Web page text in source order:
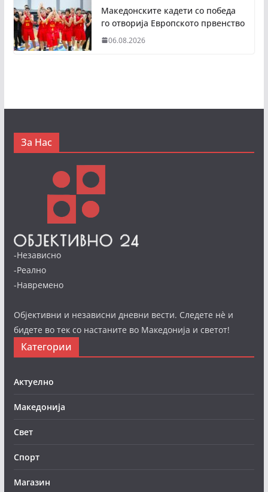
Македонските кадети со победа
го отворија Европското првенство
06.08.2026
За Нас
-Независно
-Реално
-Навремено
Објективни и независни дневни вести. Следете нè и
бидете во тек со настаните во Македонија и светот!
Категории
Актуелно
Македонија
Свет
Спорт
Магазин